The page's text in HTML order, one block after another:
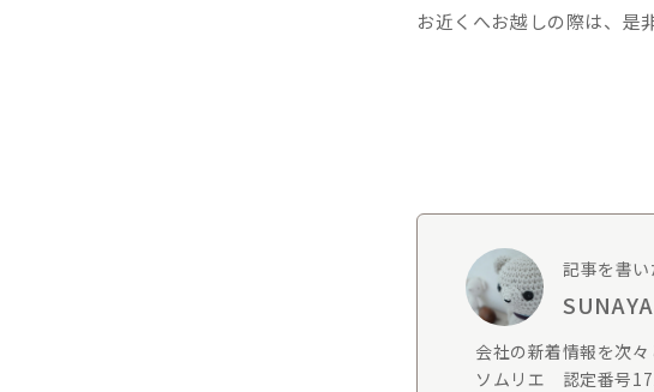
お近くへお越しの際は、是
記事を書い
会社の新着情報を次
ソムリエ 認定番号